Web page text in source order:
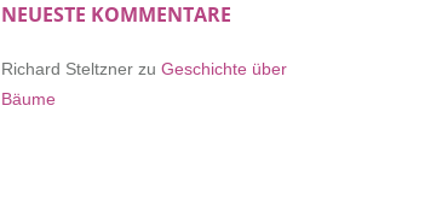
NEUESTE KOMMENTARE
Richard Steltznerzu Geschichte über
Bäume